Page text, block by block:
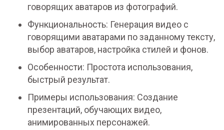
говорящих аватаров из фотографий.
Функциональность: Генерация видео с
говорящими аватарами по заданному тексту,
выбор аватаров, настройка стилей и фонов.
Особенности: Простота использования,
быстрый результат.
Примеры использования: Создание
презентаций, обучающих видео,
анимированных персонажей.